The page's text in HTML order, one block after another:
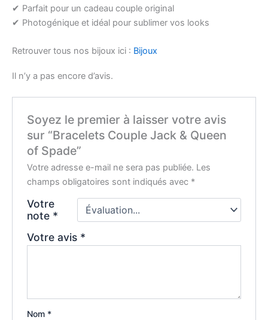
✔ Parfait pour un cadeau couple original
✔ Photogénique et idéal pour sublimer vos looks
Retrouver tous nos bijoux ici : Bijoux
Il n’y a pas encore d’avis.
Soyez le premier à laisser votre avis
sur “Bracelets Couple Jack & Queen
of Spade”
Votre adresse e-mail ne sera pas publiée. Les
champs obligatoires sont indiqués avec *
Votre
note *
Votre avis *
Nom *